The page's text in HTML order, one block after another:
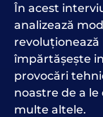
În acest
analizează
împărtășește
provocări
noastre de a le
multe altele.